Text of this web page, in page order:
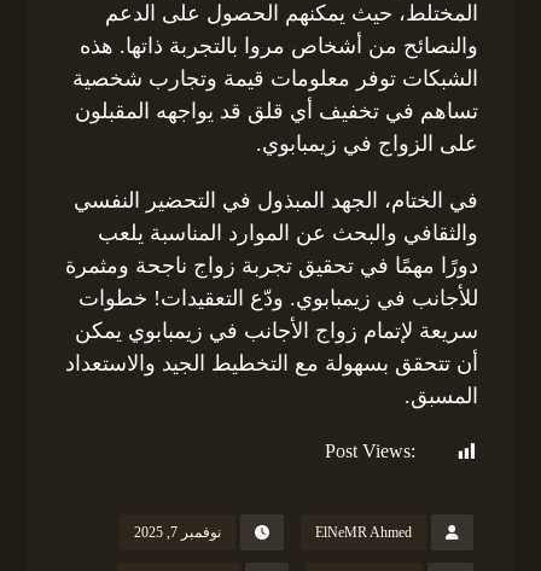
المختلط، حيث يمكنهم الحصول على الدعم
والنصائح من أشخاص مروا بالتجربة ذاتها. هذه
الشبكات توفر معلومات قيمة وتجارب شخصية
تساهم في تخفيف أي قلق قد يواجهه المقبلون
على الزواج في زيمبابوي.
في الختام، الجهد المبذول في التحضير النفسي
والثقافي والبحث عن الموارد المناسبة يلعب
دورًا مهمًا في تحقيق تجربة زواج ناجحة ومثمرة
للأجانب في زيمبابوي. ودّع التعقيدات! خطوات
سريعة لإتمام زواج الأجانب في زيمبابوي يمكن
أن تتحقق بسهولة مع التخطيط الجيد والاستعداد
المسبق.
Post Views:
ElNeMR Ahmed نوفمبر 7, 2025